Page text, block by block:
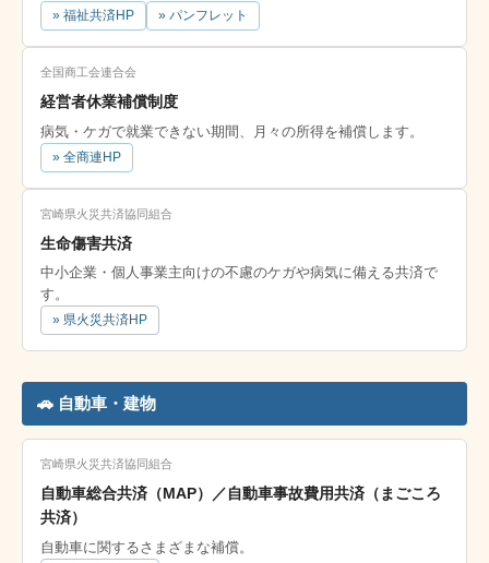
» 福祉共済HP » パンフレット
全国商工会連合会
経営者休業補償制度
病気・ケガで就業できない期間、月々の所得を補償します。
» 全商連HP
宮崎県火災共済協同組合
生命傷害共済
中小企業・個人事業主向けの不慮のケガや病気に備える共済で
す。
» 県火災共済HP
🚗 自動車・建物
宮崎県火災共済協同組合
自動車総合共済（MAP）／自動車事故費用共済（まごころ
共済）
自動車に関するさまざまな補償。